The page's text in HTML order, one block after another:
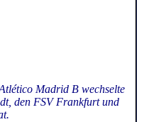
Madrid B wechselte
den FSV Frankfurt und